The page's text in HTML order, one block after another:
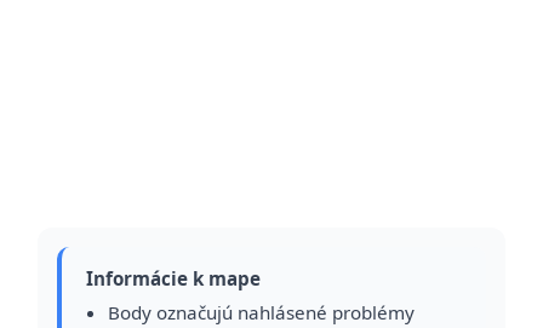
Informácie k mape
Body označujú nahlásené problémy